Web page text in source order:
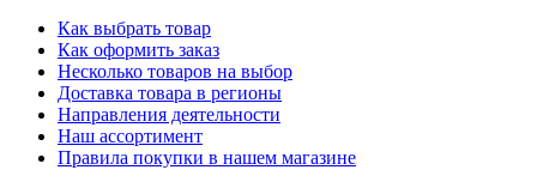
Как выбрать товар
Как оформить заказ
Несколько товаров на выбор
Доставка товара в регионы
Направления деятельности
Наш ассортимент
Правила покупки в нашем магазине